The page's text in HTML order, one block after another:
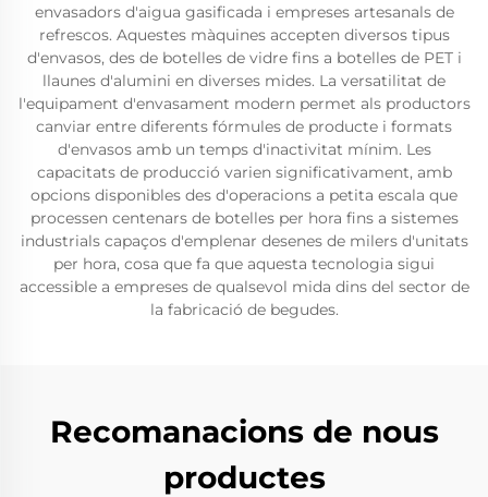
envasadors d'aigua gasificada i empreses artesanals de
refrescos. Aquestes màquines accepten diversos tipus
d'envasos, des de botelles de vidre fins a botelles de PET i
llaunes d'alumini en diverses mides. La versatilitat de
l'equipament d'envasament modern permet als productors
canviar entre diferents fórmules de producte i formats
d'envasos amb un temps d'inactivitat mínim. Les
capacitats de producció varien significativament, amb
opcions disponibles des d'operacions a petita escala que
processen centenars de botelles per hora fins a sistemes
industrials capaços d'emplenar desenes de milers d'unitats
per hora, cosa que fa que aquesta tecnologia sigui
accessible a empreses de qualsevol mida dins del sector de
la fabricació de begudes.
Recomanacions de nous
productes